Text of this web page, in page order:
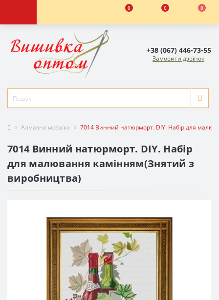
0 0 0
+38 (067) 446-73-55
Замовити дзвінок
Алмазна мозаїка 7014 Винний натюрморт. DIY. Набір для
7014 Винний натюрморт. DIY. Набір
для малювання камінням(Знятий з
виробництва)